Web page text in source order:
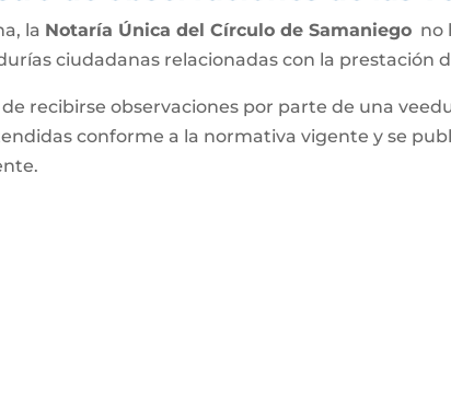
la Notaría Única del Círculo de Samaniego no
ciudadanas relacionadas con la prestación
de recibirse observaciones por parte de una
conforme a la normativa vigente y se